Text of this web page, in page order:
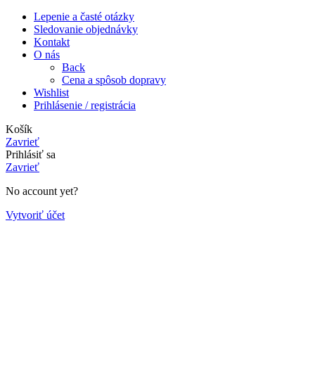
Lepenie a časté otázky
Sledovanie objednávky
Kontakt
O nás
Back
Cena a spôsob dopravy
Wishlist
Prihlásenie / registrácia
Košík
Zavrieť
Prihlásiť sa
Zavrieť
No account yet?
Vytvoriť účet